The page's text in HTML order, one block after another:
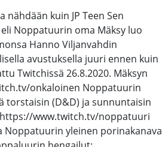
kuin JP Teen Sen
Noppatuurin oma Mäksy luo
Hanno Viljanvahdin
avustuksella juuri ennen kuin
Twitchissä 26.8.2020. Mäksyn
onkaloinen Noppatuurin
torstaisin (D&D) ja sunnuntaisin
https://www.twitch.tv/noppatuuri
Noppatuurin yleinen porinakanava